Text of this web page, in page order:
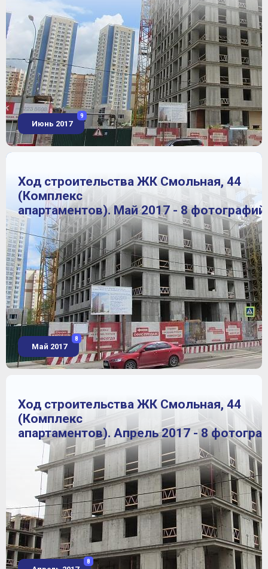
Июнь 2017
9
Ход строительства ЖК Смольная, 44
(Комплекс
апартаментов). Май 2017 - 8 фотографий
Май 2017
8
Ход строительства ЖК Смольная, 44
(Комплекс
апартаментов). Апрель 2017 - 8
8